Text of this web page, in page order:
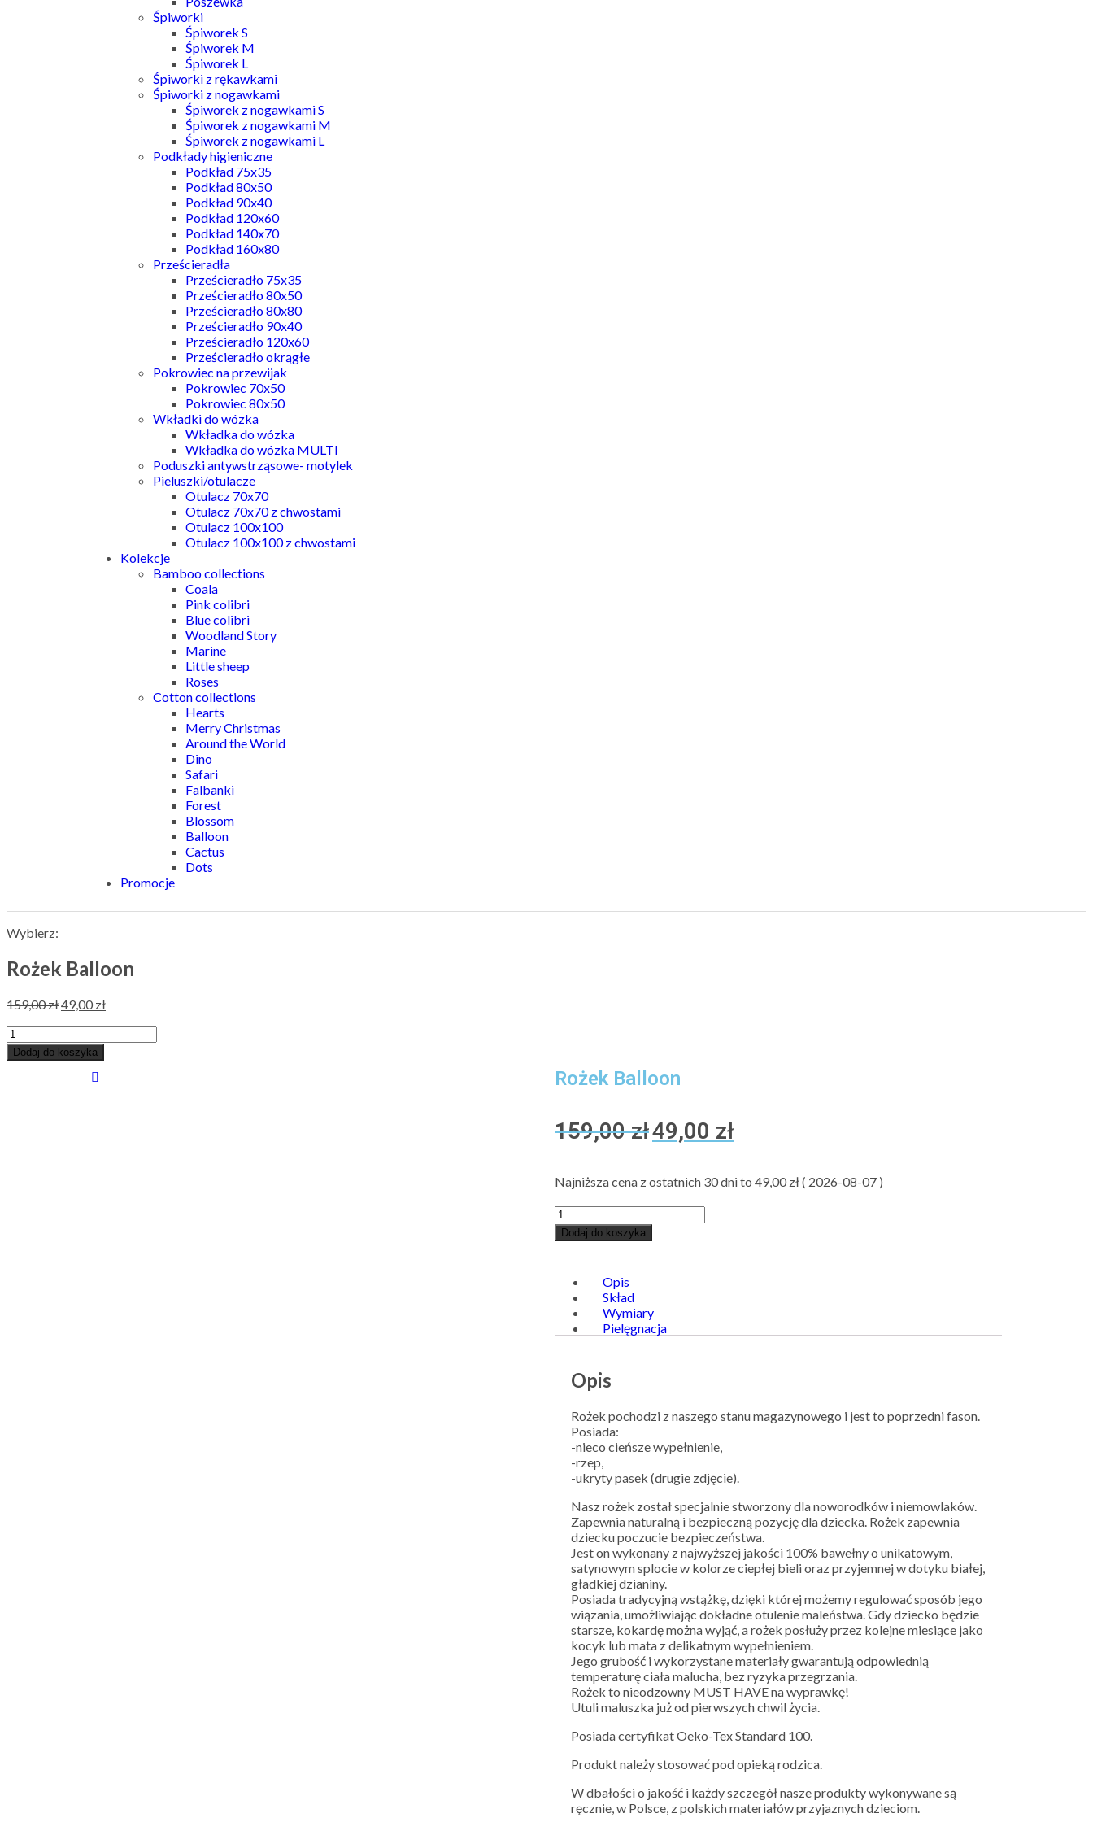
Śpiworki
Śpiworek S
Śpiworek M
Śpiworek L
Śpiworki z rękawkami
Śpiworki z nogawkami
Śpiworek z nogawkami S
Śpiworek z nogawkami M
Śpiworek z nogawkami L
Podkłady higieniczne
Podkład 75x35
Podkład 80x50
Podkład 90x40
Podkład 120x60
Podkład 140x70
Podkład 160x80
Prześcieradła
Prześcieradło 75x35
Prześcieradło 80x50
Prześcieradło 80x80
Prześcieradło 90x40
Prześcieradło 120x60
Prześcieradło okrągłe
Pokrowiec na przewijak
Pokrowiec 70x50
Pokrowiec 80x50
Wkładki do wózka
Wkładka do wózka
Wkładka do wózka MULTI
Poduszki antywstrząsowe- motylek
Pieluszki/otulacze
Otulacz 70x70
Otulacz 70x70 z chwostami
Otulacz 100x100
Otulacz 100x100 z chwostami
Kolekcje
Bamboo collections
Coala
Pink colibri
Blue colibri
Woodland Story
Marine
Little sheep
Roses
Cotton collections
Hearts
Merry Christmas
Around the World
Dino
Safari
Falbanki
Forest
Blossom
Balloon
Cactus
Dots
Promocje
Wybierz:
Rożek Balloon
159,00zł49,00 zł
Dodaj do koszyka
Rożek Balloon
159,00zł49,00 zł
Najniższa cena z ostatnich 30 dni to 49,00 zł( 2026-08-07 )
Dodaj do koszyka
Opis
Skład
Wymiary
Pielęgnacja
Opis
Rożek pochodzi z naszego stanu magazynowego i jest to poprzedni fason.
Posiada:
-nieco cieńsze wypełnienie,
-rzep,
-ukryty pasek (drugie zdjęcie).
Nasz rożek został specjalnie stworzony dla noworodków i niemowlaków.
Zapewnia naturalną i bezpieczną pozycję dla dziecka. Rożek zapewnia
dziecku poczucie bezpieczeństwa.
Jest on wykonany z najwyższej jakości 100% bawełny o unikatowym,
satynowym splocie w kolorze ciepłej bieli oraz przyjemnej w dotyku białej,
gładkiej dzianiny.
Posiada tradycyjną wstążkę, dzięki której możemy regulować sposób jego
wiązania, umożliwiając dokładne otulenie maleństwa. Gdy dziecko będzie
starsze, kokardę można wyjąć, a rożek posłuży przez kolejne miesiące jako
kocyk lub mata z delikatnym wypełnieniem.
Jego grubość i wykorzystane materiały gwarantują odpowiednią
temperaturę ciała malucha, bez ryzyka przegrzania.
Rożek to nieodzowny MUST HAVE na wyprawkę!
Utuli maluszka już od pierwszych chwil życia.
Posiada certyfikat Oeko-Tex Standard 100.
Produkt należy stosować pod opieką rodzica.
W dbałości o jakość i każdy szczegół nasze produkty wykonywane są
ręcznie, w Polsce, z polskich materiałów przyjaznych dzieciom.